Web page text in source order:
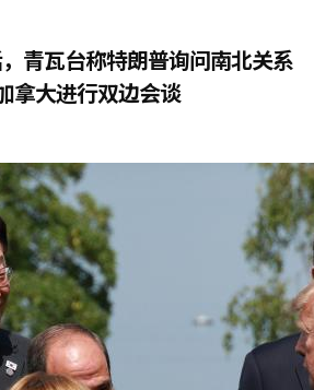
青瓦台称特朗普询问南北关系
拿大进行双边会谈